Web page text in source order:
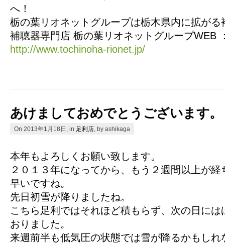
へ！
栃の葉リオネットグループは栃木県内に拡がる
補聴器専門店 栃の葉リオネットグループWEB
http://www.tochinoha-rionet.jp/
あけましておめでとうございます。
On 2013年1月18日, in 足利店 , by ashikaga
本年もよろしくお願い致します。
２０１３年になってから、もう２週間以上が経
早いですね。
先日初雪が降りましたね。
こちら足利ではそれほど積もらず、次の日に
おりました。
来週前半も低気圧の状態では雪が降るかもしれ